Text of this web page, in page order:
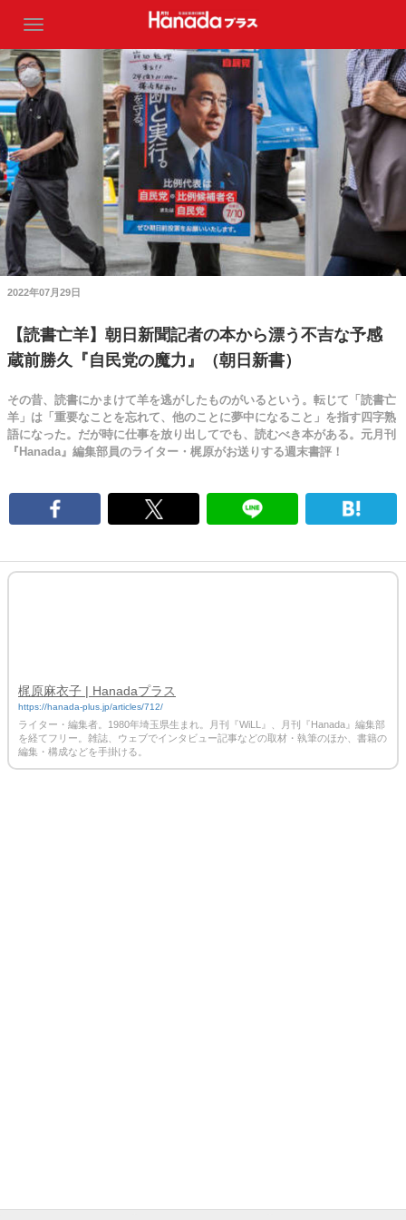
2022年07月29日
【読書亡羊】朝日新聞記者の本から漂う不吉な予感
蔵前勝久『自民党の魔力』（朝日新書）
その昔、読書にかまけて羊を逃がしたものがいるという。転じて「読書亡
羊」は「重要なことを忘れて、他のことに夢中になること」を指す四字熟
語になった。だが時に仕事を放り出してでも、読むべき本がある。元月刊
『Hanada』編集部員のライター・梶原がお送りする週末書評！
梶原麻衣子 | Hanadaプラス
https://hanada-plus.jp/articles/712/
ライター・編集者。1980年埼玉県生まれ。月刊『WiLL』、月刊『Hanada』編集部
を経てフリー。雑誌、ウェブでインタビュー記事などの取材・執筆のほか、書籍の
編集・構成などを手掛ける。